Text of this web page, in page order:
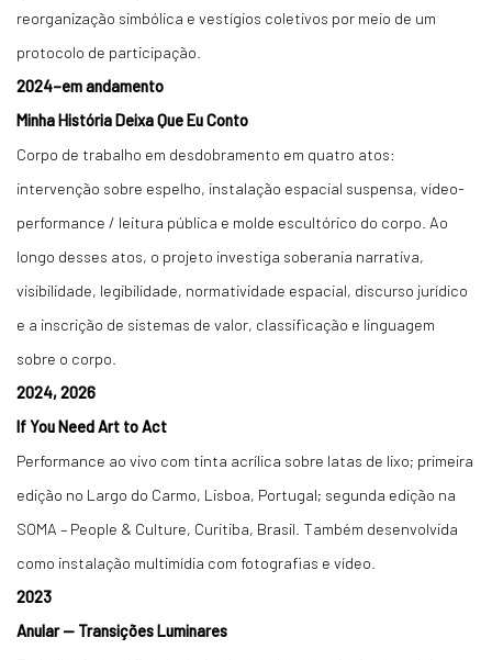
reorganização simbólica e vestígios coletivos por meio de um
protocolo de participação.
2024–em andamento
Minha História Deixa Que Eu Conto
Corpo de trabalho em desdobramento em quatro atos:
intervenção sobre espelho, instalação espacial suspensa, vídeo-
performance / leitura pública e molde escultórico do corpo. Ao
longo desses atos, o projeto investiga soberania narrativa,
visibilidade, legibilidade, normatividade espacial, discurso jurídico
e a inscrição de sistemas de valor, classificação e linguagem
sobre o corpo.
2024, 2026
If You Need Art to Act
Performance ao vivo com tinta acrílica sobre latas de lixo; primeira
edição no Largo do Carmo, Lisboa, Portugal; segunda edição na
SOMA – People & Culture, Curitiba, Brasil. Também desenvolvida
como instalação multimídia com fotografias e vídeo.
2023
Anular — Transições Luminares